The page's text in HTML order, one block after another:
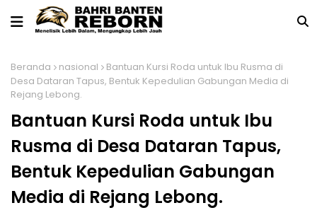
Beranda nasional
Bantuan Kursi Roda untuk Ibu Rusma di
Desa Dataran Tapus, Bentuk Kepedulian Gabungan Media di
Rejang Lebong.
Bantuan Kursi Roda untuk Ibu
Rusma di Desa Dataran Tapus,
Bentuk Kepedulian Gabungan
Media di Rejang Lebong.